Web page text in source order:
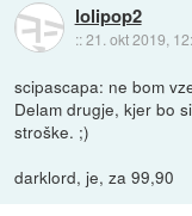
lolipop2
::21. okt 2019,
scipascapa: ne bom
Delam drugje, kjer bo
stroške. ;)
darklord, je, za 99,90